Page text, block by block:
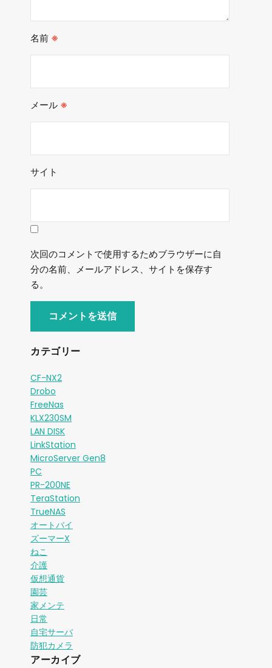
名前 ※
メール ※
サイト
次回のコメントで使用するためブラウザーに自
分の名前、メールアドレス、サイトを保存す
る。
カテゴリー
CF-NX2
Drobo
FreeNas
KLX230SM
LAN DISK
LinkStation
MicroServer Gen8
PC
PR-200NE
TeraStation
TrueNAS
オートバイ
ズーマーX
ねこ
介護
仮想通貨
園芸
家メンテ
日常
自宅サーバ
防犯カメラ
アーカイブ